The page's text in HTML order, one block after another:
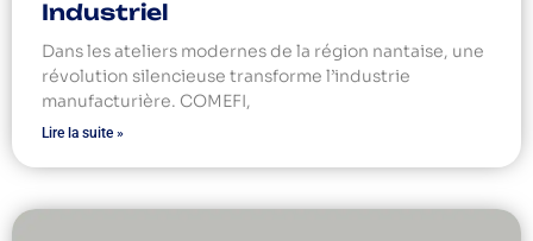
Industriel
Dans les ateliers modernes de la région nantaise, une
révolution silencieuse transforme l’industrie
manufacturière. COMEFI,
Lire la suite »